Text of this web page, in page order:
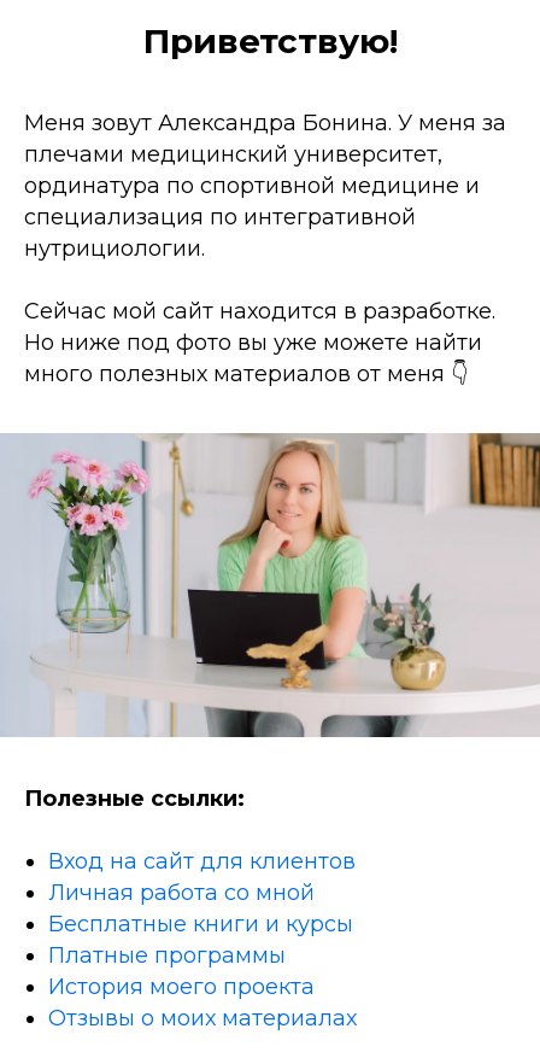
Приветствую!
Меня зовут Александра Бонина. У меня за
плечами медицинский университет,
ординатура по спортивной медицине и
специализация по интегративной
нутрициологии.
Сейчас мой сайт находится в разработке.
Но ниже под фото вы уже можете найти
много полезных материалов от меня 👇
Полезные ссылки:
Вход на сайт для клиентов
Личная работа со мной
Бесплатные книги и курсы
Платные программы
История моего проекта
Отзывы о моих материалах